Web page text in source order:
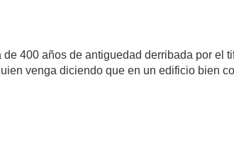
400 años de antiguedad derribada por el
venga diciendo que en un edificio bien